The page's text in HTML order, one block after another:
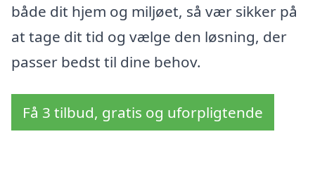
både dit hjem og miljøet, så vær sikker på
at tage dit tid og vælge den løsning, der
passer bedst til dine behov.
Få 3 tilbud, gratis og uforpligtende